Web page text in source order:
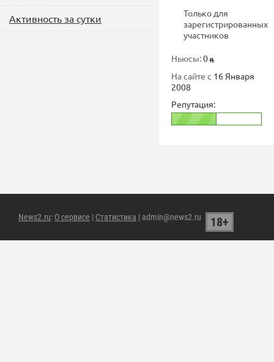
Активность за сутки
Только для
зарегистрированных
участников
Ньюсы:0
На сайте с 16 Января
2008
Репутация:
News2.ru: О сервисе | Статистика | admin@news2.ru 18+